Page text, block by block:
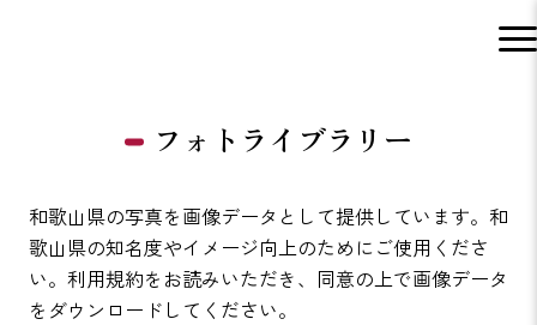
フォトライブラリー
和歌山県の写真を画像データとして提供しています。和
歌山県の知名度やイメージ向上のためにご使用くださ
い。利用規約をお読みいただき、同意の上で画像データ
をダウンロードしてください。